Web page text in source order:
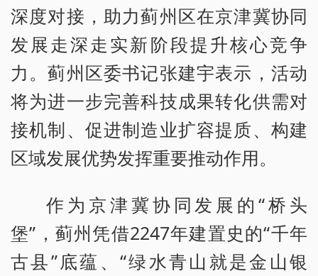
深度对接，助力蓟州区在京津冀协同
发展走深走实新阶段提升核心竞争
力。蓟州区委书记张建宇表示，活动
将为进一步完善科技成果转化供需对
接机制、促进制造业扩容提质、构建
区域发展优势发挥重要推动作用。
作为京津冀协同发展的“桥头
堡”，蓟州凭借2247年建置史的“千年
古县”底蕴、“绿水青山就是金山银